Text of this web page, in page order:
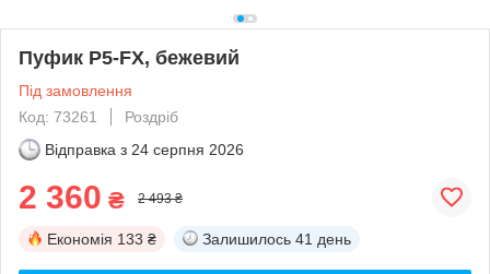
Пуфик P5-FX, бежевий
Під замовлення
Код: 73261
Роздріб
Відправка з 24 серпня 2026
2 360 ₴ 2 493 ₴
Економія 133 ₴ Залишилось 41 день